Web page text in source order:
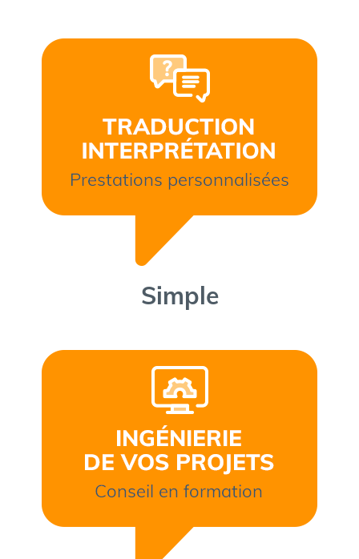
Simple